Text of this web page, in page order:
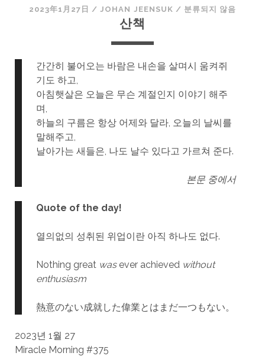
2023年1月27日 /JOHAN JEENSUK / 분류되지 않음
산책
간간히 불어오는 바람은 내손을 살며시 움켜쥐
기도 하고,
아침햇살은 오늘은 무슨 계절인지 이야기 해주
며,
하늘의 구름은 항상 어제와 달라, 오늘의 날씨를
말해주고,
날아가는 새들은, 나도 날수 있다고 가르쳐 준다.
본문 중에서
Quote of the day!
열의없의 성취된 위업이란 아직 하나도 없다.
Nothing great wasever achieved without
enthusiasm
熱意のない成就した偉業とはまだ一つもない。
2023년 1월 27
Miracle Morning #375